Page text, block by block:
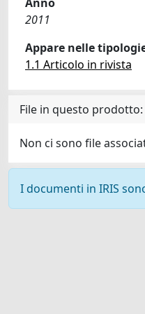
2011
Appare nelle
1.1 Articolo in rivista
File in questo prodotto:
Non ci sono file
I documenti in IRIS